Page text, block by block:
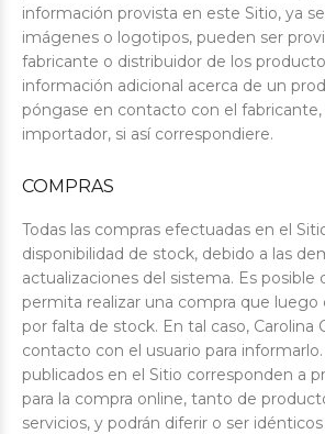
información provista en este Sitio, ya
imágenes o logotipos, pueden ser
fabricante o distribuidor de los
información adicional acerca de un
póngase en contacto con el
importador, si así correspondiere.
COMPRAS
Todas las compras efectuadas en el
disponibilidad de stock, debido a las
actualizaciones del sistema. Es posible
permita realizar una compra que luego
por falta de stock. En tal caso, Carolina
contacto con el usuario para
publicados en el Sitio corresponden a
para la compra online, tanto de
servicios, y podrán diferir o ser